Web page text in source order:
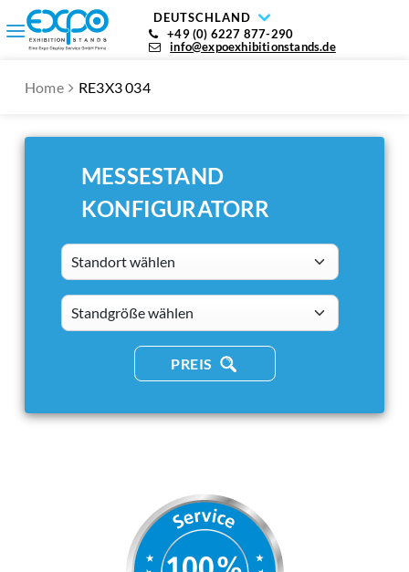
DEUTSCHLAND
+49 (0) 6227 877-290
info@expoexhibitionstands.de
Home RE3X3 034
MESSESTAND
KONFIGURATORR
Standort wählen
standsizes
PREIS